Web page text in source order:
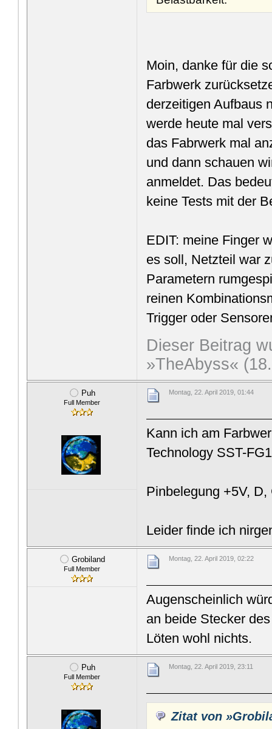
Moin, danke für die
Farbwerk
derzeitigen Aufbaus
werde heute mal
das Fabrwerk mal
und dann schauen
anmeldet. Das
keine Tests mit der
EDIT: meine Finger
es soll, Netzteil war
Parametern
reinen
Trigger oder
Dieser Beitrag
»TheAbyss«
Puh
Full Member
Montag, 22. April 2019, 01:44
Kann ich am
Technology SST-
Pinbelegung +5V,
Leider finde ich
Grobiland
Full Member
Montag, 22. April 2019, 02:22
Augenscheinlich
an beide Stecker
Löten wohl nichts.
Puh
Full Member
Montag, 22. April 2019, 23:11
Zitat von